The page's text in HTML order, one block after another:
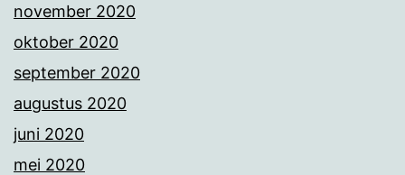
november 2020
oktober 2020
september 2020
augustus 2020
juni 2020
mei 2020